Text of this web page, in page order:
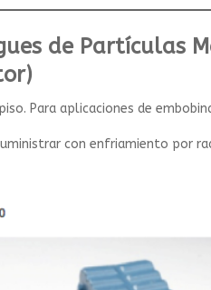
de Partículas
Para aplicaciones de
con enfriamiento por